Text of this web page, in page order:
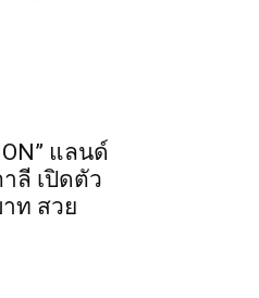
แลนด์
ลี เปิดตัว
ท สวย